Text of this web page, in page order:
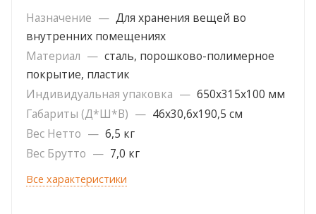
Назначение — Для хранения вещей во
внутренних помещениях
Материал — сталь, порошково-полимерное
покрытие, пластик
Индивидуальная упаковка — 650х315х100 мм
Габариты (Д*Ш*В) — 46х30,6х190,5 см
Вес Нетто — 6,5 кг
Вес Брутто — 7,0 кг
Все характеристики